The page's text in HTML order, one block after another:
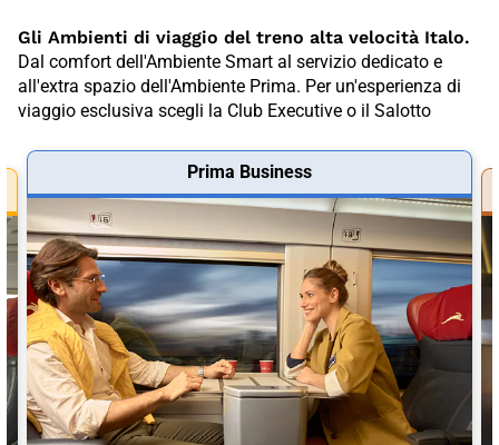
Gli Ambienti di viaggio del treno alta velocità Italo.
Dal comfort dell'Ambiente Smart al servizio dedicato e
all'extra spazio dell'Ambiente Prima. Per un'esperienza di
viaggio esclusiva scegli la Club Executive o il Salotto
Prima Business